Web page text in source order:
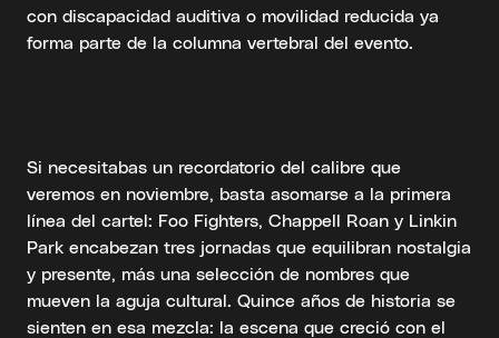
con discapacidad auditiva o movilidad reducida ya
forma parte de la columna vertebral del evento.
Si necesitabas un recordatorio del calibre que
veremos en noviembre, basta asomarse a la primera
línea del cartel: Foo Fighters, Chappell Roan y Linkin
Park encabezan tres jornadas que equilibran nostalgia
y presente, más una selección de nombres que
mueven la aguja cultural. Quince años de historia se
sienten en esa mezcla: la escena que creció con el